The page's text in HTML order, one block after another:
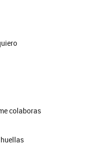
colaboras